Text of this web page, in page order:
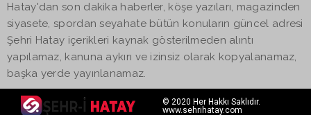
17
Hatayspor 36
19
Adana Demirspor
Hatay'dan son dakika haberler, köşe yazıları, magazinden
siyasete, spordan seyahate bütün konuların güncel adresi
Şehri Hatay içerikleri kaynak gösterilmeden alıntı
yapılamaz, kanuna aykırı ve izinsiz olarak kopyalanamaz,
başka yerde yayınlanamaz.
© 2020 Her Hakkı Saklıdır.
www.sehrihatay.com